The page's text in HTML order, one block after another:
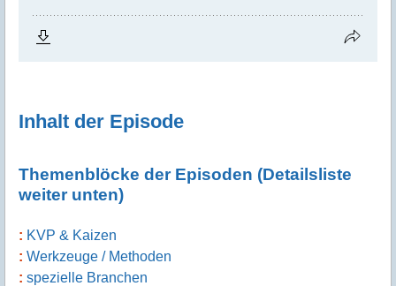
Inhalt der Episode
Themenblöcke der Episoden (Detailsliste
weiter unten)
KVP & Kaizen
Werkzeuge / Methoden
spezielle Branchen